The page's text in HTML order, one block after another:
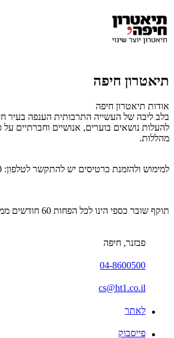
תיאטרון חיפה
אודות תיאטרון חיפה
בלב ליבה של העשייה התרבותית הענפה בעיר
להעלות נושאים בוערים, אנושיים וחברתיים על
מהללות.
למימוש ולהזמנת כרטיסים יש להתקשר לטלפון: 04-8600500 ולציין את קוד ה-Gift Card
תוקף שובר כספי הינו לכל הפחות 60 חודשים ממועד הפקתו. תוקף שובר לרכישת מוצר או שירות מסויים יהיה לכל הפחות 24 חודשים ממועד הפקתו
פבזנר, חיפה
04-8600500
cs@ht1.co.il
לאתר
פייסבוק